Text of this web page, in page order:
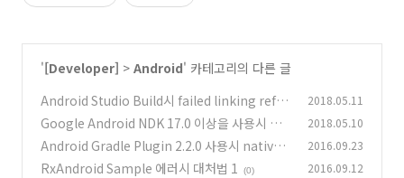
'[Developer] > Android' 카테고리의 다른 글
Android Studio Build시 failed linking refer
ences 해결방법
(2)
2018.05.11
Google Android NDK 17.0 이상을 사용시 mi
ps 에러 처리
(0)
2018.05.10
Android Gradle Plugin 2.2.0 사용시 native
파일 Strip task추가
(0)
2016.09.23
RxAndroid Sample 에러시 대처법 1 (0) 2016.09.12